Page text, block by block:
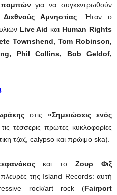
για να συγκεντρωθούν
Διεθνούς Αμνηστίας. Ήταν ο
Live Aid και Human Rights
Townshend, Tom Robinson,
Phil Collins, Bob Geldof,
στις «Σημειώσεις ενός
τέσσερις πρώτες κυκλοφορίες
τζαζ, calypso και πρώιμο ska).
και τοΖουρ Φιξ
της Island Records: αυτή
rock/art rock (Fairport